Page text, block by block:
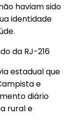
haviam sido
identidade
da RJ-216
estadual que
e
diário
rural e